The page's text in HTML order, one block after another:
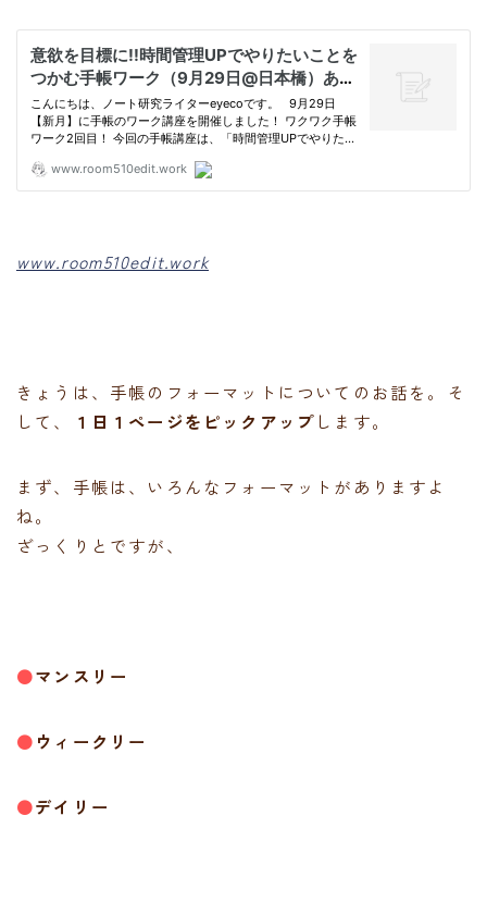
www.room510edit.work
きょうは、手帳のフォーマットについてのお話を。そ
して、
１日１ページをピックアップ します。
まず、手帳は、いろんなフォーマットがありますよ
ね。
ざっくりとですが、
●マンスリー
● ウィークリー
●デイリー